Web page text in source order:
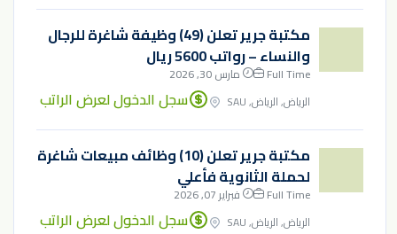
مكتبة جرير تعلن (49) وظيفة شاغرة للرجال
والنساء – رواتب 5600 ريال
Full Time
مارس 30, 2026
الرياض, الرياض, SAU
سجل الدخول لعرض الراتب
مكتبة جرير تعلن (10) وظائف مبيعات شاغرة
لحملة الثانوية فأعلي
Full Time
فبراير 07, 2026
الرياض, الرياض, SAU
سجل الدخول لعرض الراتب